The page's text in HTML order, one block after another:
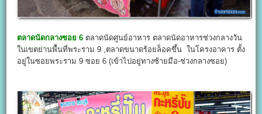
ตลาดนัดกลางซอย 6 ตลาดนัดศูนย์อาหาร ตลาดนัดอาหารช่วงกลางวัน
ในเขตย่านพื้นที่พระราม 9 ,ตลาดขนาดร้อยล็อคขึ้น ในโครงอาคาร ตั้ง
อยู่ในซอยพระราม 9 ซอย 6 (เข้าไปอยู่ทางซ้ายมือ-ช่วงกลางซอย)